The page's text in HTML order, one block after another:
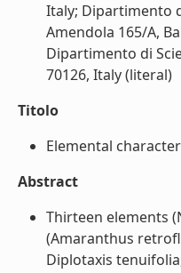
Italy; Dipartimento
Amendola 165/A,
Dipartimento di
70126, Italy (literal)
Titolo
Elemental
Abstract
Thirteen elements
(Amaranthus
Diplotaxis